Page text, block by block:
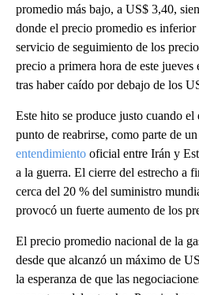
promedio más bajo, a US$ 3,40,
donde el precio promedio es
servicio de seguimiento de los
precio a primera hora de este
tras haber caído por debajo de los
Este hito se produce justo cuando el
punto de reabrirse, como parte de un
entendimiento oficial entre Irán y
a la guerra. El cierre del estrecho a
cerca del 20 % del suministro
provocó un fuerte aumento de los
El precio promedio nacional de la
desde que alcanzó un máximo de
la esperanza de que las